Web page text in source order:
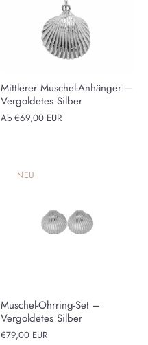
Mittlerer Muschel-Anhänger –
Vergoldetes Silber
Ab €69,00 EUR
NEU
Muschel-Ohrring-Set –
Vergoldetes Silber
€79,00 EUR